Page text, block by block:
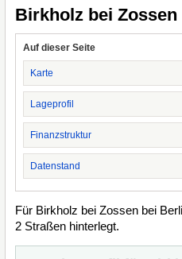
Birkholz bei
Auf dieser Seite
Karte
Lageprofil
Finanzstruktur
Datenstand
Für Birkholz bei Zossen bei
2 Straßen hinterlegt.